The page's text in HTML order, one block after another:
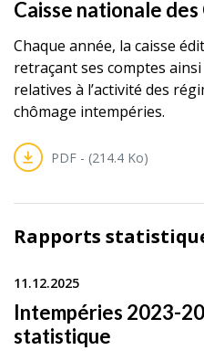
Caisse nationale
Chaque année, la caisse
retraçant ses comptes
relatives à l’activité des
chômage intempéries.
PDF - (214.4 Ko)
Rapports
11.12.2025
Intempéries 2023-
statistique